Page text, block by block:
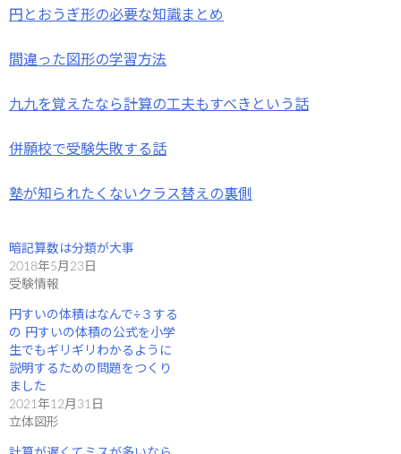
円とおうぎ形の必要な知識まとめ
間違った図形の学習方法
九九を覚えたなら計算の工夫もすべきという話
併願校で受験失敗する話
塾が知られたくないクラス替えの裏側
暗記算数は分類が大事
2018年5月23日
受験情報
円すいの体積はなんで÷３する
の 円すいの体積の公式を小学
生でもギリギリわかるように
説明するための問題をつくり
ました
2021年12月31日
立体図形